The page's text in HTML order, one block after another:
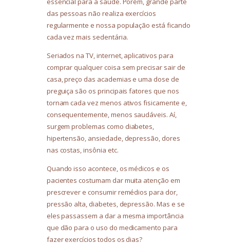
das pessoas não realiza exercícios
regularmente e nossa população está ficando
cada vez mais sedentária.
Seriados na TV, internet, aplicativos para
comprar qualquer coisa sem precisar sair de
casa, preço das academias e uma dose de
preguiça são os principais fatores que nos
tornam cada vez menos ativos fisicamente e,
consequentemente, menos saudáveis. Aí,
surgem problemas como diabetes,
hipertensão, ansiedade, depressão, dores
nas costas, insônia etc.
Quando isso acontece, os médicos e os
pacientes costumam dar muita atenção em
prescrever e consumir remédios para dor,
pressão alta, diabetes, depressão. Mas e se
eles passassem a dar a mesma importância
que dão para o uso do medicamento para
fazer exercícios todos os dias?